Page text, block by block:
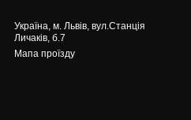
Україна, м. Львів, вул.Станція
Личаків, б.7
Мапа проїзду